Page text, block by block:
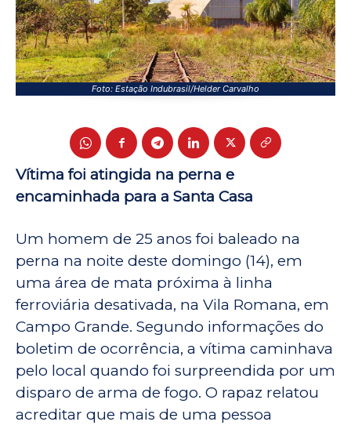
Foto: Estação Indubrasil/Helder Carvalho
Vítima foi atingida na perna e
encaminhada para a Santa Casa
Um homem de 25 anos foi baleado na
perna na noite deste domingo (14), em
uma área de mata próxima à linha
ferroviária desativada, na Vila Romana, em
Campo Grande. Segundo informações do
boletim de ocorrência, a vítima caminhava
pelo local quando foi surpreendida por um
disparo de arma de fogo. O rapaz relatou
acreditar que mais de uma pessoa